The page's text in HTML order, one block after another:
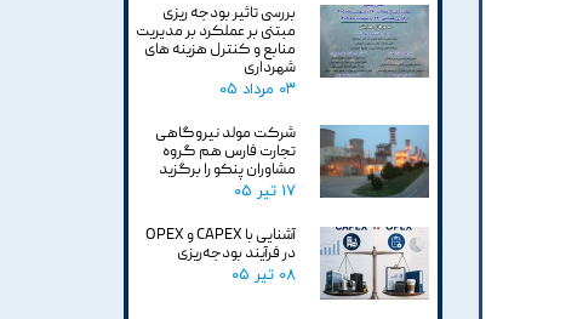
بررسی تاثیر بودجه ریزی
مبتنی بر عملکرد بر مدیریت
منابع و کنترل هزینه های
شهرداری
۰۳ مرداد ۰۵
شرکت مولد نیروگاهی
تجارت فارس هم گروه
مشاوران پنکو را برگزید
۱۷ تیر ۰۵
آشنایی با CAPEX و OPEX
در فرآیند بودجه‌ریزی
۰۸ تیر ۰۵